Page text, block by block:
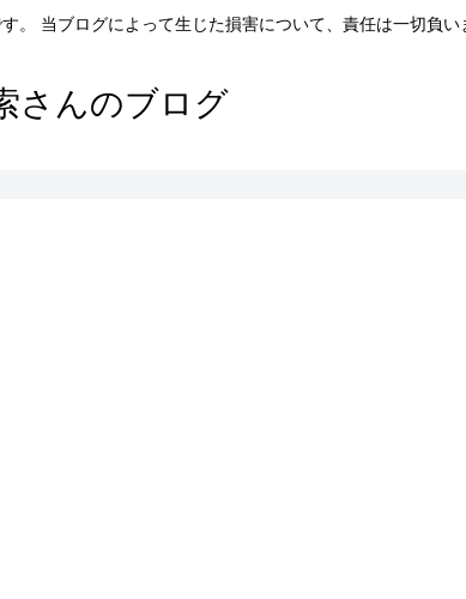
当ブログによって生じた損害について、責任は一切負い
さんのブログ